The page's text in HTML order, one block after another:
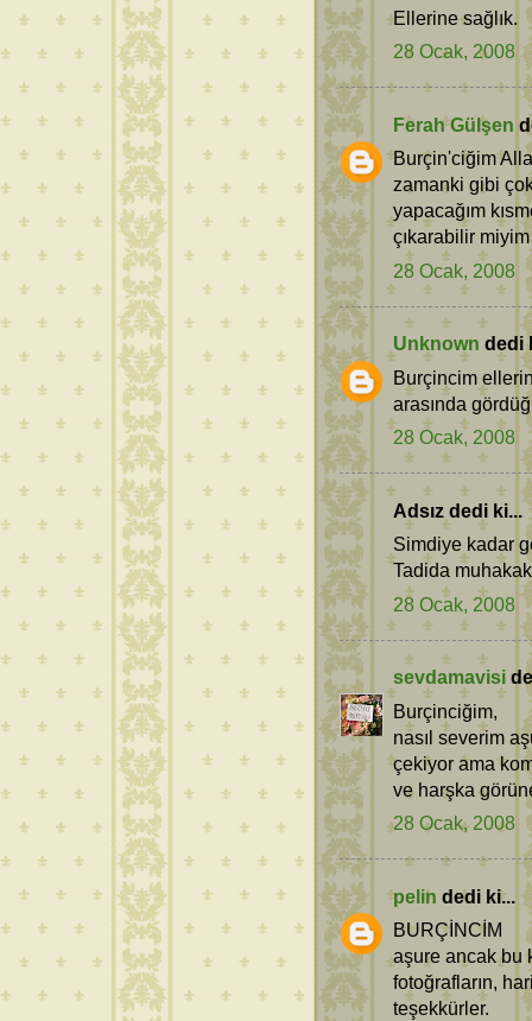
Ellerine sağlık.
28 Ocak, 2008
Ferah Gülşen
Burçin'ciğim
zamanki gibi
yapacağım
çıkarabilir
28 Ocak, 2008
Unknown dedi
Burçincim
arasında
28 Ocak, 2008
Adsız dedi ki...
Simdiye kadar
Tadida
28 Ocak, 2008
sevdamavisi
Burçinciğim,
nasıl severim
çekiyor ama
ve harşka
28 Ocak, 2008
pelin dedi ki...
BURÇİNCİM
aşure ancak bu
fotoğrafların,
teşekkürler.